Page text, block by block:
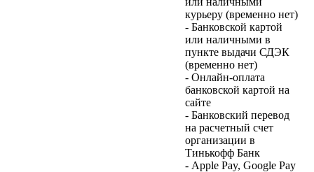
курьеру (временно нет)
- Банковской картой
или наличными в
пункте выдачи СДЭК
(временно нет)
- Онлайн-оплата
банковской картой на
сайте
- Банковский перевод
на расчетный счет
организации в
Тинькофф Банк
- Apple Pay, Google Pay